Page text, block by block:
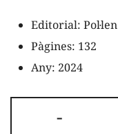
Editorial: Pol·len
Pàgines: 132
Any: 2024
-